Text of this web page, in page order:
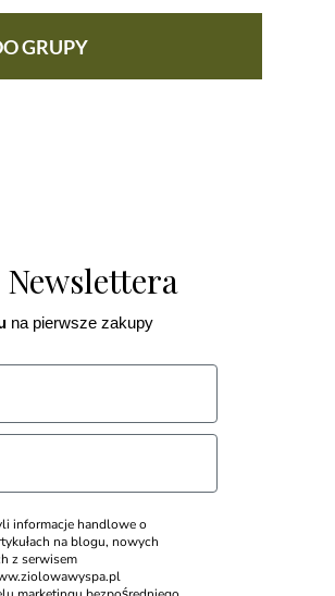
GRUPY
na pierwsze zakupy
informacje handlowe o
na blogu, nowych
z serwisem